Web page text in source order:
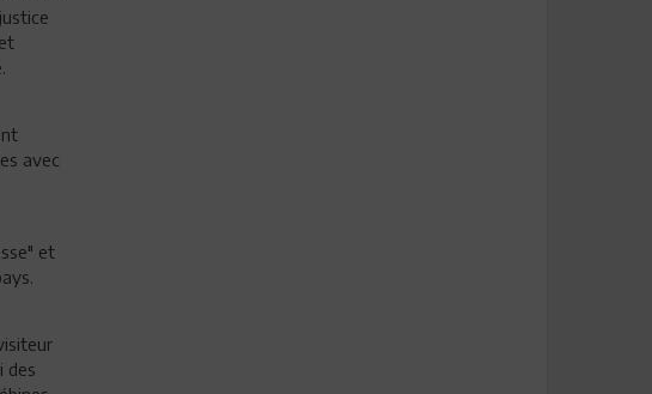
avec
et
des